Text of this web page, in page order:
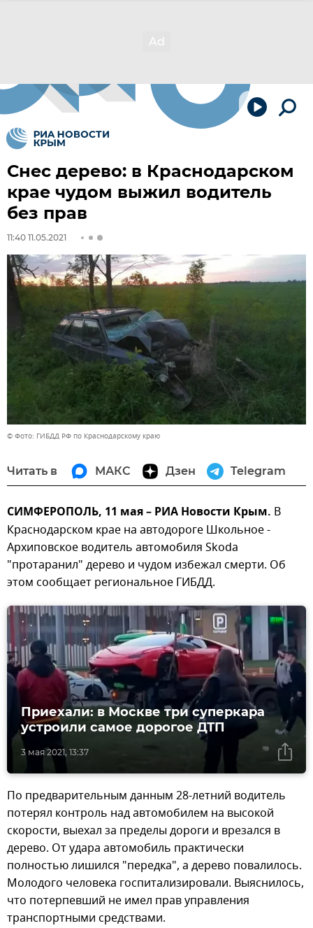
Снес дерево: в Краснодарском
крае чудом выжил водитель
без прав
11:40 11.05.2021
© Фото: ГИБДД РФ по Краснодарскому краю
Читать в МАКС Дзен Telegram
СИМФЕРОПОЛЬ, 11 мая – РИА Новости Крым. В
Краснодарском крае на автодороге Школьное -
Архиповское водитель автомобиля Skoda
"протаранил" дерево и чудом избежал смерти. Об
этом сообщает региональное ГИБДД.
3 мая 2021, 13:37
Приехали: в Москве три суперкара
устроили самое дорогое ДТП
По предварительным данным 28-летний водитель
потерял контроль над автомобилем на высокой
скорости, выехал за пределы дороги и врезался в
дерево. От удара автомобиль практически
полностью лишился "передка", а дерево повалилось.
Молодого человека госпитализировали. Выяснилось,
что потерпевший не имел прав управления
транспортными средствами.